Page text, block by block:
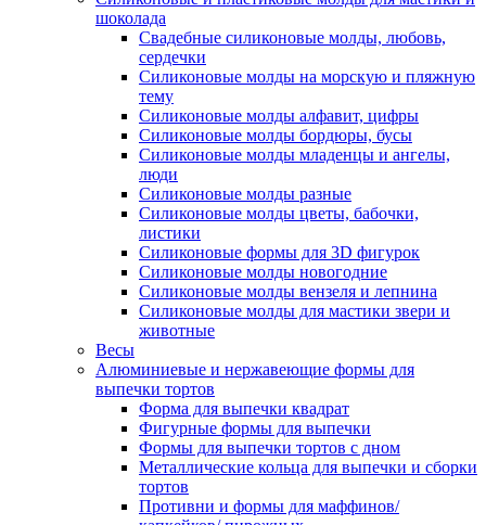
шоколада
Свадебные силиконовые молды, любовь,
сердечки
Силиконовые молды на морскую и пляжную
тему
Силиконовые молды алфавит, цифры
Силиконовые молды бордюры, бусы
Силиконовые молды младенцы и ангелы,
люди
Силиконовые молды разные
Силиконовые молды цветы, бабочки,
листики
Силиконовые формы для 3D фигурок
Силиконовые молды новогодние
Силиконовые молды вензеля и лепнина
Силиконовые молды для мастики звери и
животные
Весы
Алюминиевые и нержавеющие формы для
выпечки тортов
Форма для выпечки квадрат
Фигурные формы для выпечки
Формы для выпечки тортов с дном
Металлические кольца для выпечки и сборки
тортов
Противни и формы для маффинов/